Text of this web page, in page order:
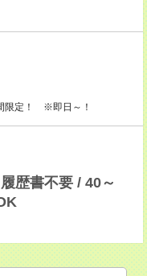
限定！ ※即日～！
歴書不要 / 40～